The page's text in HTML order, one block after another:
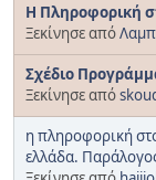
Η Πληροφορική
Ξεκίνησε από
Σχέδιο
Ξεκίνησε από
η πληροφορική
ελλάδα.